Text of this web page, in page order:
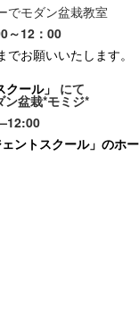
モダン盆栽教室
12：00
お願いいたします。
ール」 にて
ン盆栽*モミジ*
12:00
ントスクール」のホー